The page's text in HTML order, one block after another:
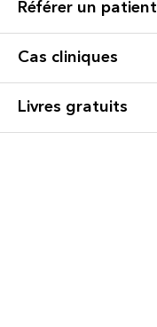
Référer un patient
Cas cliniques
Livres gratuits